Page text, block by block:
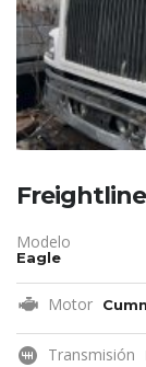
Modelo
Eagle
Motor
Transmisión